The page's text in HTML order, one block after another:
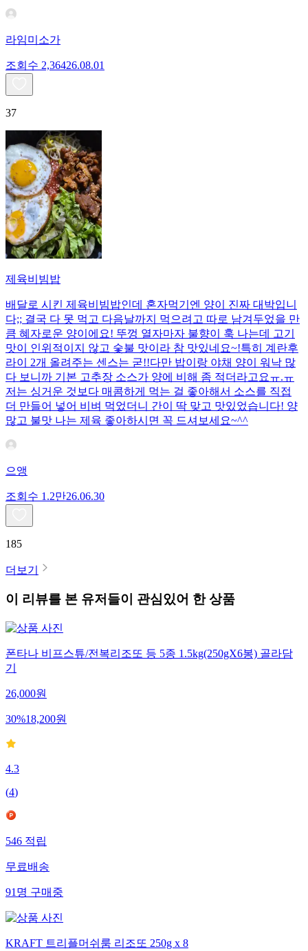
라임미소가
조회수 2,36426.08.01
37
제육비빔밥
배달로 시킨 제육비빔밥인데 혼자먹기엔 양이 진짜 대박입니
다;; 결국 다 못 먹고 다음날까지 먹으려고 따로 남겨두었을 만
큼 혜자로운 양이에요! 뚜껑 열자마자 불향이 훅 나는데 고기
맛이 인위적이지 않고 숯불 맛이라 참 맛있네요~!특히 계란후
라이 2개 올려주는 센스는 굳!! ​다만 밥이랑 야채 양이 워낙 많
다 보니까 기본 고추장 소스가 양에 비해 좀 적더라고요ㅠ.ㅠ
저는 싱거운 것보다 매콤하게 먹는 걸 좋아해서 소스를 직접
더 만들어 넣어 비벼 먹었더니 간이 딱 맞고 맛있었습니다! 양
많고 불맛 나는 제육 좋아하시면 꼭 드셔보세요~^^
으앵
조회수 1.2만26.06.30
185
더보기
이 리뷰를 본 유저들이 관심있어 한 상품
폰타나 비프스튜/전복리조또 등 5종 1.5kg(250gX6봉) 골라담
기
26,000원
30%18,200원
4.3
(4)
546 적립
무료배송
91 명 구매중
KRAFT 트리플머쉬룸 리조또 250g x 8